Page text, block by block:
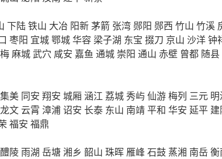
下陆铁山 大冶 阳新茅箭 张湾 郧阳 郧西 竹山 竹溪
枣阳 宜城鄂城华容 梁子湖 东宝 掇刀 京山 沙洋钟
麻城武穴 咸安 嘉鱼 通城 崇阳 通山 赤壁 曾都 随县
集美 同安 翔安 城厢 涵江 荔城秀屿仙游梅列 三元
龙文 云霄 漳浦诏安 长泰 东山 南靖平和 华安 延平
福安 福鼎
醴陵雨湖 岳塘湘乡 韶山 珠晖 雁峰 石鼓 蒸湘 南岳衡